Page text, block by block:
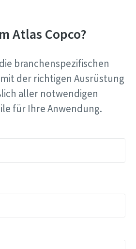
Atlas Copco?
branchenspezifischen
der richtigen Ausrüstung
aller notwendigen
für Ihre Anwendung.